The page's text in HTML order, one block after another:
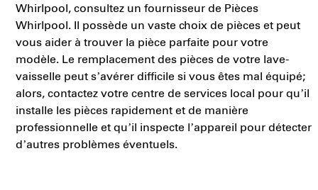
Whirlpool, consultez un fournisseur de Pièces
Whirlpool. Il possède un vaste choix de pièces et peut
vous aider à trouver la pièce parfaite pour votre
modèle. Le remplacement des pièces de votre lave-
vaisselle peut s’avérer difficile si vous êtes mal équipé;
alors, contactez votre centre de services local pour qu’il
installe les pièces rapidement et de manière
professionnelle et qu’il inspecte l’appareil pour détecter
d’autres problèmes éventuels.